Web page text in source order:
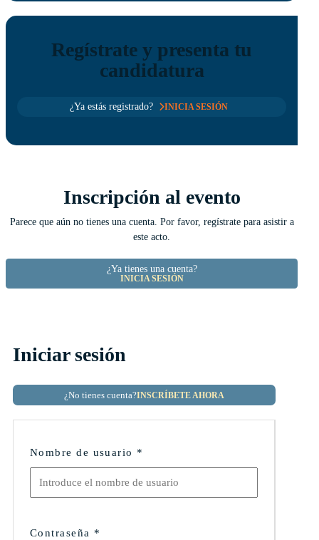
Regístrate y presenta tu
candidatura
¿Ya estás registrado? INICIA SESIÓN
Inscripción al evento
Parece que aún no tienes una cuenta. Por favor, regístrate para asistir a
este acto.
¿Ya tienes una cuenta?
INICIA SESIÓN
Iniciar sesión
¿No tienes cuenta?INSCRÍBETE AHORA
Nombre de usuario *
Contraseña *